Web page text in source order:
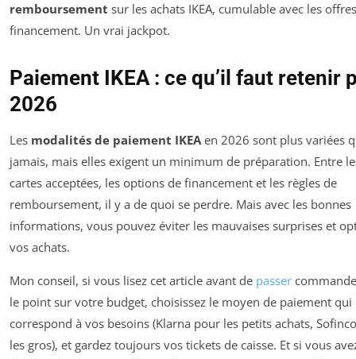
remboursement sur les achats IKEA, cumulable avec les
financement. Un vrai jackpot.
Paiement IKEA : ce qu’il faut retenir
2026
Les modalités de paiement IKEAen 2026 sont plus variées
jamais, mais elles exigent un minimum de préparation. Entre
cartes acceptées, les options de financement et les règles de
remboursement, il y a de quoi se perdre. Mais avec les bonnes
informations, vous pouvez éviter les mauvaises surprises et
vos achats.
Mon conseil, si vous lisez cet article avant de passer
le point sur votre budget, choisissez le moyen de paiement qui
correspond à vos besoins (Klarna pour les petits achats,
les gros), et gardez toujours vos tickets de caisse. Et si vous